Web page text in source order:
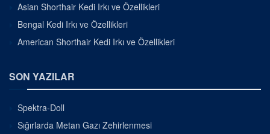
Asian Shorthair Kedi Irkı ve Özellikleri
Bengal Kedi Irkı ve Özellikleri
American Shorthair Kedi Irkı ve Özellikleri
SON YAZILAR
Spektra-Doll
Sığırlarda Metan Gazı Zehirlenmesi